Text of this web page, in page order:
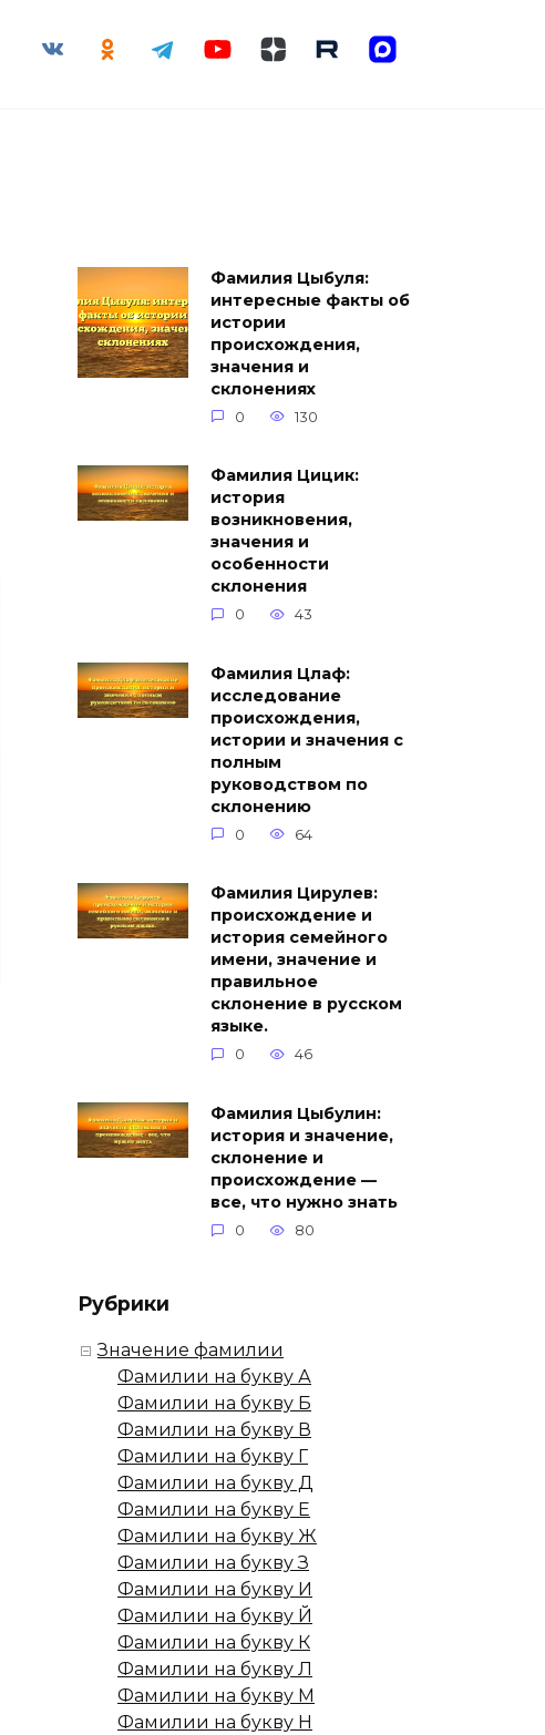
Фамилия Цыбуля:
интересные факты об
истории
происхождения,
значения и
склонениях
0 130
Фамилия Цицик:
история
возникновения,
значения и
особенности
склонения
0 43
Фамилия Цлаф:
исследование
происхождения,
истории и значения с
полным
руководством по
склонению
0 64
Фамилия Цирулев:
происхождение и
история семейного
имени, значение и
правильное
склонение в русском
языке.
0 46
Фамилия Цыбулин:
история и значение,
склонение и
происхождение —
все, что нужно знать
0 80
Рубрики
Значение фамилии
Фамилии на букву А
Фамилии на букву Б
Фамилии на букву В
Фамилии на букву Г
Фамилии на букву Д
Фамилии на букву Е
Фамилии на букву Ж
Фамилии на букву З
Фамилии на букву И
Фамилии на букву Й
Фамилии на букву К
Фамилии на букву Л
Фамилии на букву М
Фамилии на букву Н